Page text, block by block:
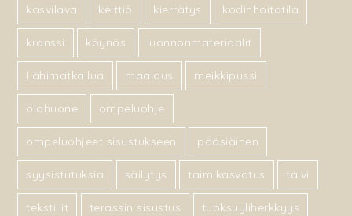
kasvilava keittiö kierrätys kodinhoitotila
kranssi köynös luonnonmateriaalit
Lähimatkailua maalaus meikkipussi
olohuone ompeluohje
ompeluohjeet sisustukseen pääsiäinen
syysistutuksia säilytys taimikasvatus talvi
tekstiilit terassin sisustus tuoksuyliherkkyys